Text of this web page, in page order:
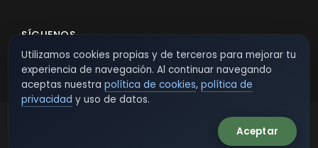
SÍGUENOS
© 2026 TSW - TecnoServiWeb. All Rights Reserved.
Utilizamos cookies propias y de terceros para mejorar tu
experiencia de navegación. Al continuar navegando
aceptas nuestra política de cookies, política de
privacidad y uso de datos.
Aceptar